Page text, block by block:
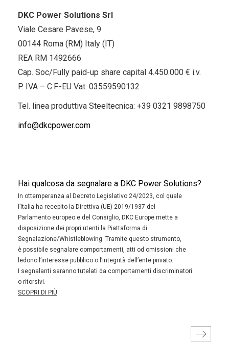
DKC Power Solutions Srl
Viale Cesare Pavese, 9
00144 Roma (RM) Italy (IT)
REA RM 1492666
Cap. Soc/Fully paid-up share capital 4.450.000 € i.v.
P. IVA – C.F.-EU Vat: 03559590132
Tel. linea produttiva Steeltecnica: +39 0321 9898750
info@dkcpower.com
Hai qualcosa da segnalare a DKC Power Solutions?
In ottemperanza al Decreto Legislativo 24/2023, col quale
l’Italia ha recepito la Direttiva (UE) 2019/1937 del
Parlamento europeo e del Consiglio, DKC Europe mette a
disposizione dei propri utenti la Piattaforma di
Segnalazione/Whistleblowing. Tramite questo strumento,
è possibile segnalare comportamenti, atti od omissioni che
ledono l’interesse pubblico o l’integrità dell’ente privato.
I segnalanti saranno tutelati da comportamenti discriminatori
o ritorsivi.
SCOPRI DI PIÙ